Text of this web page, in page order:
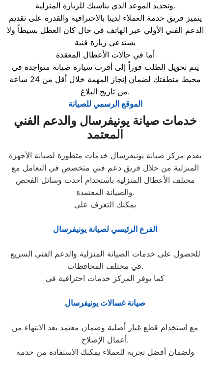
وتحديد الموعد الذي يناسبك للزيارة المنزلية.
يتميز فريق خدمة العملاء لدينا بالاحترافية والقدرة على تقديم
الدعم الفني الأولي عبر الهاتف في حال كان العطل بسيطاً ولا
يستدعي زيارة فنية
أما في حالات الأعطال المعقدة
يتم تحويل الطلب فوراً إلى أقرب سيارة صيانة متواجدة في
محيط منطقتك لضمان إنجاز المهمة خلال أقل من 24 ساعة
من تاريخ البلاغ.
الموقع الرسمي للصيانة
خدمات صيانة يونيفرسال والدعم الفني
المعتمد
يقدم مركز صيانة يونيفرسال خدمات متطورة لصيانة الأجهزة
المنزلية من خلال فريق دعم فني متخصص في التعامل مع
مختلف الأعطال المنزلية باستخدام أحدث وسائل الفحص
والصيانة المعتمدة.
يمكنك التعرف على
الفرع الرئيسي لصيانة يونيفرسال
للحصول على خدمات الصيانة المنزلية والدعم الفني السريع
في مختلف المحافظات.
كما يوفر المركز خدمات احترافية في
صيانة غسالات يونيفرسال
مع استخدام قطع غيار أصلية وضمان معتمد بعد الانتهاء من
أعمال الإصلاح.
ولضمان أفضل تجربة للعملاء يمكنك الاستفادة من خدمة